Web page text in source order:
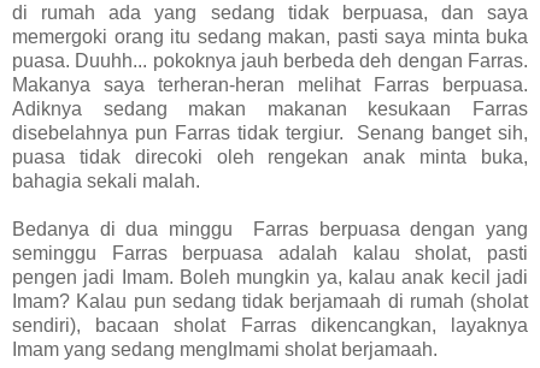
di rumah ada yang sedang tidak berpuasa, dan saya
memergoki orang itu sedang makan, pasti saya minta buka
puasa. Duuhh... pokoknya jauh berbeda deh dengan Farras.
Makanya saya terheran-heran melihat Farras berpuasa.
Adiknya sedang makan makanan kesukaan Farras
disebelahnya pun Farras tidak tergiur. Senang banget sih,
puasa tidak direcoki oleh rengekan anak minta buka,
bahagia sekali malah.
Bedanya di dua minggu Farras berpuasa dengan yang
seminggu Farras berpuasa adalah kalau sholat, pasti
pengen jadi Imam. Boleh mungkin ya, kalau anak kecil jadi
Imam? Kalau pun sedang tidak berjamaah di rumah (sholat
sendiri), bacaan sholat Farras dikencangkan, layaknya
Imam yang sedang mengImami sholat berjamaah.